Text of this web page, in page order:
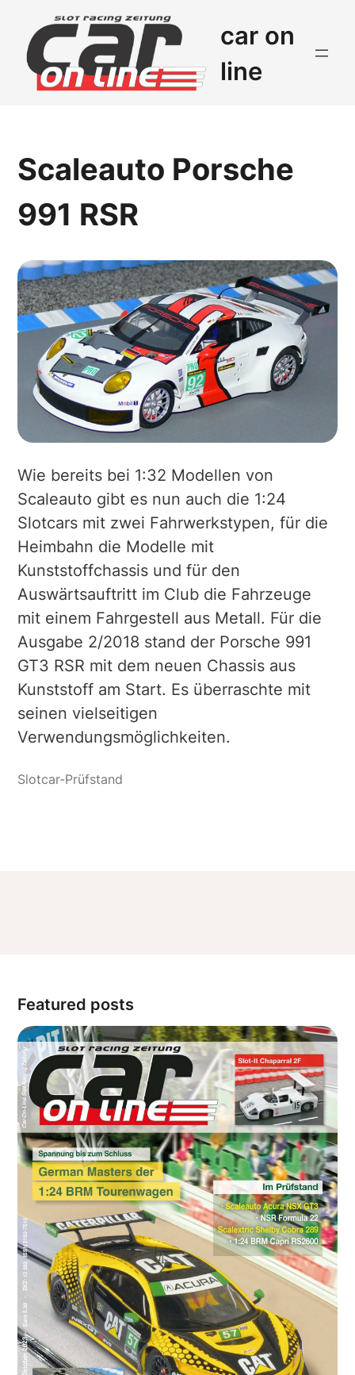
car on
line
Scaleauto Porsche
991 RSR
Wie bereits bei 1:32 Modellen von
Scaleauto gibt es nun auch die 1:24
Slotcars mit zwei Fahrwerkstypen, für die
Heimbahn die Modelle mit
Kunststoffchassis und für den
Auswärtsauftritt im Club die Fahrzeuge
mit einem Fahrgestell aus Metall. Für die
Ausgabe 2/2018 stand der Porsche 991
GT3 RSR mit dem neuen Chassis aus
Kunststoff am Start. Es überraschte mit
seinen vielseitigen
Verwendungsmöglichkeiten.
Featured posts